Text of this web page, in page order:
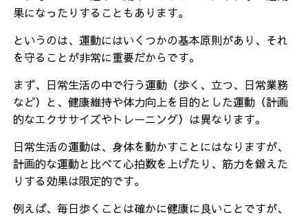
果になったりすることもあります。
というのは、運動にはいくつかの基本原則があり、それ
を守ることが非常に重要だからです。
まず、日常生活の中で行う運動（歩く、立つ、日常業務
など）と、健康維持や体力向上を目的とした運動（計画
的なエクササイズやトレーニング）は異なります。
日常生活の運動は、身体を動かすことにはなりますが、
計画的な運動と比べて心拍数を上げたり、筋力を鍛えた
りする効果は限定的です。
例えば、毎日歩くことは確かに健康に良いことですが、